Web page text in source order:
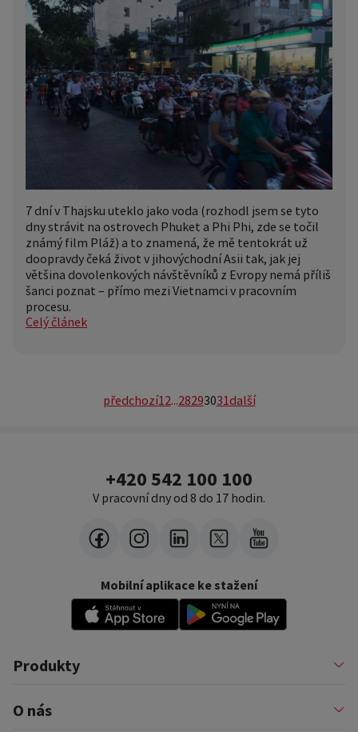
7 dní v Thajsku uteklo jako voda (rozhodl jsem se tyto
dny strávit na ostrovech Phuket a Phi Phi, zde se točil
známý film Pláž) a to znamená, že mě tentokrát už
doopravdy čeká život v jihovýchodní Asii tak, jak jej
většina dovolenkových návštěvníků z Evropy nemá příliš
šanci poznat – přímo mezi Vietnamci v pracovním
procesu.
Celý článek
předchozí1 2...28293031další
+420 542 100 100
V pracovní dny od 8 do 17 hodin.
Mobilní aplikace ke stažení
Produkty
Půjčky
Financování podnikatelů
O nás